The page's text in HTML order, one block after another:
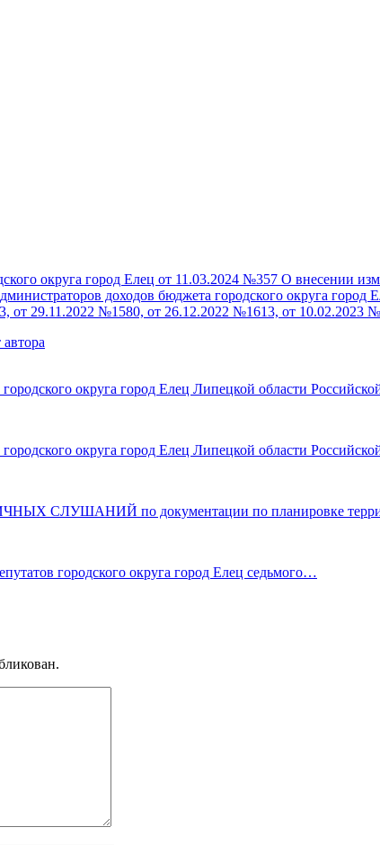
округа город Елец от 11.03.2024 №357 О внесении
доходов бюджета городского округа
от 29.11.2022 №1580, от 26.12.2022 №1613, от
округа город Елец Липецкой области
округа город Елец Липецкой области
СЛУШАНИЙ по документации по планировке
городского округа город Елец седьмого…